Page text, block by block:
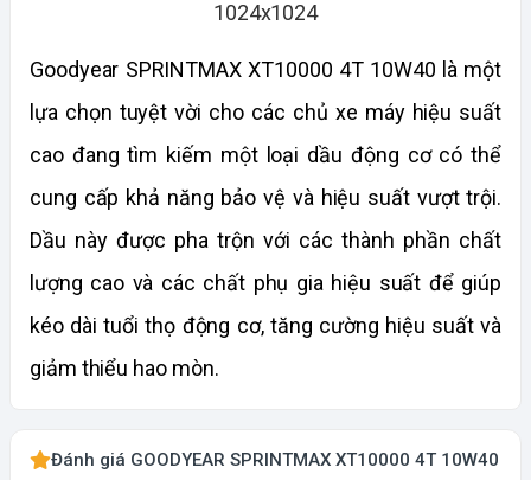
Goodyear SPRINTMAX XT10000 4T 10W40 là một
lựa chọn tuyệt vời cho các chủ xe máy hiệu suất
cao đang tìm kiếm một loại dầu động cơ có thể
cung cấp khả năng bảo vệ và hiệu suất vượt trội.
Dầu này được pha trộn với các thành phần chất
lượng cao và các chất phụ gia hiệu suất để giúp
kéo dài tuổi thọ động cơ, tăng cường hiệu suất và
giảm thiểu hao mòn.
Đánh giá GOODYEAR SPRINTMAX XT10000 4T 10W40